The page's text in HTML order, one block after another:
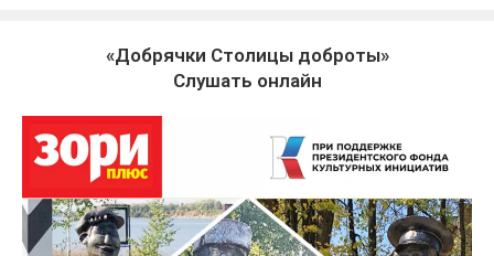
«Добрячки Столицы доброты»
Слушать онлайн